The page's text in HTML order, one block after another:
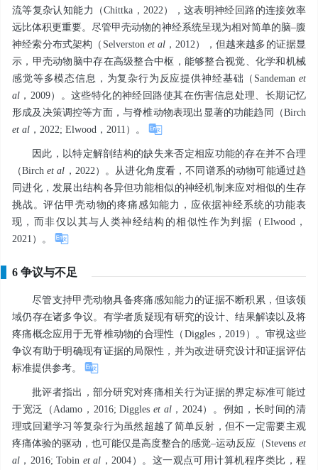
流等复杂认知能力（Chittka，2022），这表明神经回路的连接效率
远比体积更重要。尽管甲壳动物的神经系统呈现为相对简单的脑–腹
神经索分布式架构（Selverstonet al，2012），但越来越多的证据显
示，甲壳动物脑中存在高级整合中枢，能够整合视觉、化学和机械
感觉等多模态信息，为复杂行为反应提供神经基础（Sandeman et
al ，2009）。这些特化的神经回路使其在伤害信息处理、长期记忆
形成及决策调控等方面，与脊椎动物表现出显著的功能趋同（Birch
et al ，2022; Elwood，2011）。
因此，以特定解剖结构的缺失来否定相应功能的存在并不合理
（Birchet al ，2022）。从进化角度看，不同谱系的动物可能通过趋
同进化，发展出结构各异但功能相似的神经机制来应对相似的生存
挑战。评估甲壳动物的疼痛感知能力，应依据神经系统的功能表
现，而非仅以其与人类神经结构的相似性作为判据（Elwood，
2021）。
6 争议与不足
尽管支持甲壳动物具备疼痛感知能力的证据不断积累，但该领
域仍存在诸多争议。有学者质疑现有研究的设计、结果解读以及将
疼痛概念应用于无脊椎动物的合理性（Diggles，2019）。审视这些
争议有助于明确现有证据的局限性，并为改进研究设计和证据评估
标准提供参考。
批评者指出，部分研究对疼痛相关行为证据的界定标准可能过
于宽泛（Adamo，2016; Diggles et al，2024）。例如，长时间的清
理或回避学习等复杂行为虽然超越了简单反射，但不一定需要主观
疼痛体验的驱动，也可能仅是高度整合的感觉–运动反应（Stevens et
al ，2016; Tobin et al ，2004）。这一观点可用计算机程序类比，程